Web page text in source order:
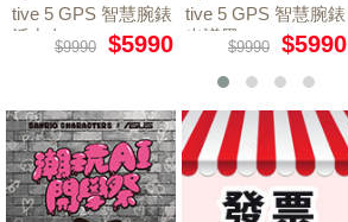
tive 5 GPS 智慧腕錶
活力白
$9990 $5990
tive 5 GPS 智慧腕錶
光譜黑
$9990 $5990